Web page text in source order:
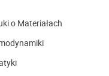
o Materiałach